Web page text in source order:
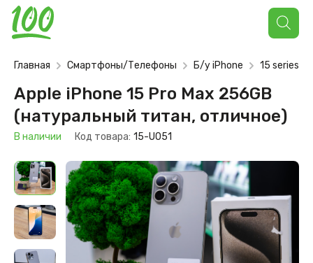
Поиск
товаров
Главная Смартфоны/Телефоны Б/у iPhone 15 series
Apple iPhone 15 Pro Max 256GB
(натуральный титан, отличное)
В наличии Код товара: 15-U051